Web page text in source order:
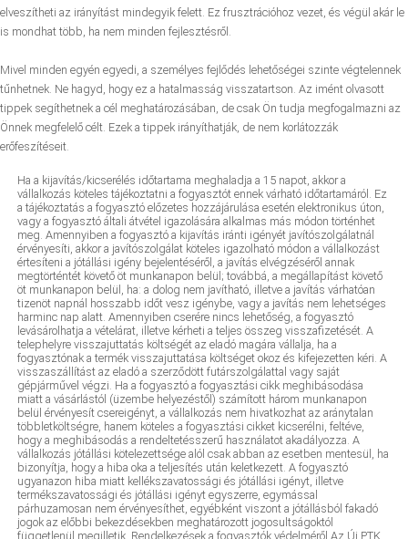
elveszítheti az irányítást mindegyik felett. Ez frusztrációhoz vezet, és végül akár le
is mondhat több, ha nem minden fejlesztésről.
Mivel minden egyén egyedi, a személyes fejlődés lehetőségei szinte végtelennek
tűnhetnek. Ne hagyd, hogy ez a hatalmasság visszatartson. Az imént olvasott
tippek segíthetnek a cél meghatározásában, de csak Ön tudja megfogalmazni az
Önnek megfelelő célt. Ezek a tippek irányíthatják, de nem korlátozzák
erőfeszítéseit.
Ha a kijavítás/kicserélés időtartama meghaladja a 15 napot, akkor a
vállalkozás köteles tájékoztatni a fogyasztót ennek várható időtartamáról. Ez
a tájékoztatás a fogyasztó előzetes hozzájárulása esetén elektronikus úton,
vagy a fogyasztó általi átvétel igazolására alkalmas más módon történhet
meg. Amennyiben a fogyasztó a kijavítás iránti igényét javítószolgálatnál
érvényesíti, akkor a javítószolgálat köteles igazolható módon a vállalkozást
értesíteni a jótállási igény bejelentéséről, a javítás elvégzéséről annak
megtörténtét követő öt munkanapon belül; továbbá, a megállapítást követő
öt munkanapon belül, ha: a dolog nem javítható, illetve a javítás várhatóan
tizenöt napnál hosszabb időt vesz igénybe, vagy a javítás nem lehetséges
harminc nap alatt. Amennyiben cserére nincs lehetőség, a fogyasztó
levásárolhatja a vételárat, illetve kérheti a teljes összeg visszafizetését. A
telephelyre visszajuttatás költségét az eladó magára vállalja, ha a
fogyasztónak a termék visszajuttatása költséget okoz és kifejezetten kéri. A
visszaszállítást az eladó a szerződött futárszolgálattal vagy saját
gépjárművel végzi. Ha a fogyasztó a fogyasztási cikk meghibásodása
miatt a vásárlástól (üzembe helyezéstől) számított három munkanapon
belül érvényesít csereigényt, a vállalkozás nem hivatkozhat az aránytalan
többletköltségre, hanem köteles a fogyasztási cikket kicserélni, feltéve,
hogy a meghibásodás a rendeltetésszerű használatot akadályozza. A
vállalkozás jótállási kötelezettsége alól csak abban az esetben mentesül, ha
bizonyítja, hogy a hiba oka a teljesítés után keletkezett. A fogyasztó
ugyanazon hiba miatt kellékszavatossági és jótállási igényt, illetve
termékszavatossági és jótállási igényt egyszerre, egymással
párhuzamosan nem érvényesíthet, egyébként viszont a jótállásból fakadó
jogok az előbbi bekezdésekben meghatározott jogosultságoktól
függetlenül megilletik. Rendelkezések a fogyasztók védelméről Az Új PTK